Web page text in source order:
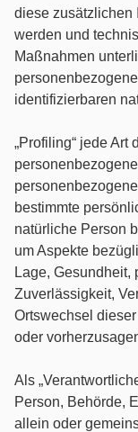
diese zusätzlichen
werden und
Maßnahmen
identifizierbaren
„Profiling“ jede Art
bestimmte
natürliche Person
um Aspekte
Lage, Gesundheit,
Zuverlässigkeit,
Ortswechsel
oder
Als
Person, Behörde,
allein oder